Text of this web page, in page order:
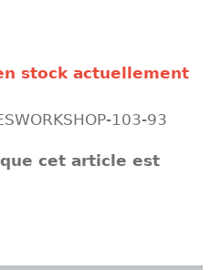
stock actuellement
103-93
cet article est